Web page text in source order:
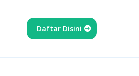
Daftar Disini